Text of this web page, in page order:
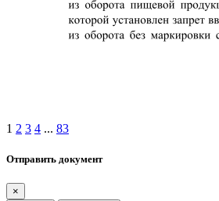
1 2 3 4 ... 83
Отправить документ
×